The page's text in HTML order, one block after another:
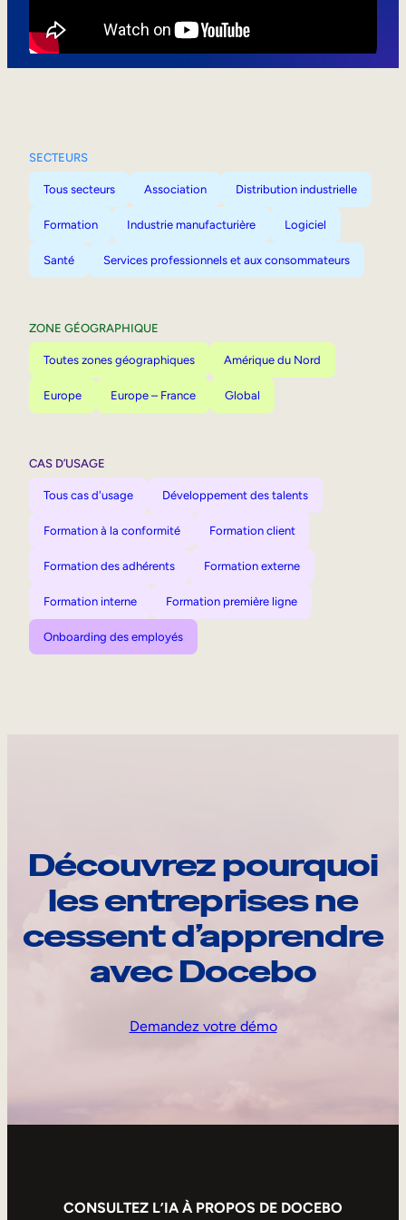
SECTEURS
Tous secteurs Association Distribution industrielle
Formation Industrie manufacturière Logiciel
Santé Services professionnels et aux consommateurs
ZONE GÉOGRAPHIQUE
Toutes zones géographiques Amérique du Nord
Europe Europe – France Global
CAS D’USAGE
Tous cas d'usage Développement des talents
Formation à la conformité Formation client
Formation des adhérents Formation externe
Formation interne Formation première ligne
Onboarding des employés
Découvrez pourquoi
les entreprises ne
cessent d’apprendre
avec Docebo
Demandez votre démo
CONSULTEZ L’IA À PROPOS DE DOCEBO